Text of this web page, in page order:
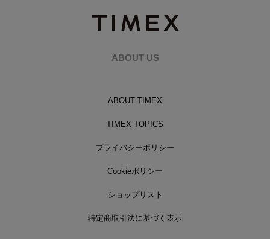
ABOUT US
ABOUT TIMEX
TIMEX TOPICS
プライバシーポリシー
Cookieポリシー
ショップリスト
特定商取引法に基づく表示